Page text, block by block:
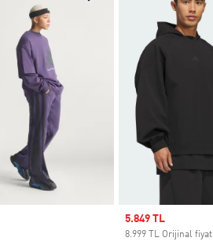
Sale price
5.849 TL
8.999 TL Orijinal fiyat